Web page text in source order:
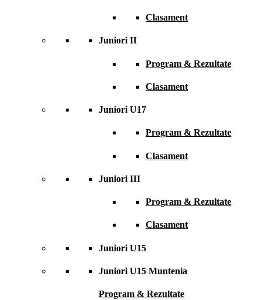
Clasament
Juniori II
Program & Rezultate
Clasament
Juniori U17
Program & Rezultate
Clasament
Juniori III
Program & Rezultate
Clasament
Juniori U15
Juniori U15 Muntenia
Program & Rezultate